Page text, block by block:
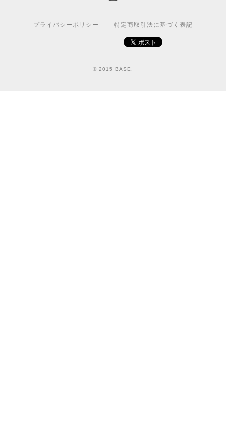
プライバシーポリシー 特定商取引法に基づく表記
© 2015 BASE.